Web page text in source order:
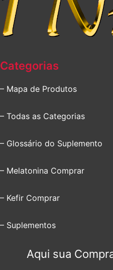
Categorias
– Mapa de Produtos
– Todas as Categorias
– Glossário do Suplemento
– Melatonina Comprar
– Kefir Comprar
– Suplementos
Aqui sua